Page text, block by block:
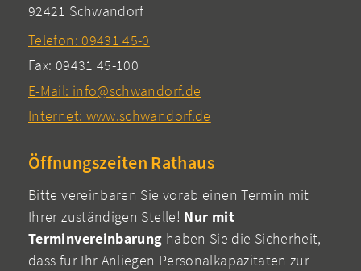
92421 Schwandorf
Telefon: 09431 45-0
Fax: 09431 45-100
E-Mail: info@schwandorf.de
Internet: www.schwandorf.de
Öffnungszeiten Rathaus
Bitte vereinbaren Sie vorab einen Termin mit
Ihrer zuständigen Stelle! Nur mit
Terminvereinbarung haben Sie die Sicherheit,
dass für Ihr Anliegen Personalkapazitäten zur